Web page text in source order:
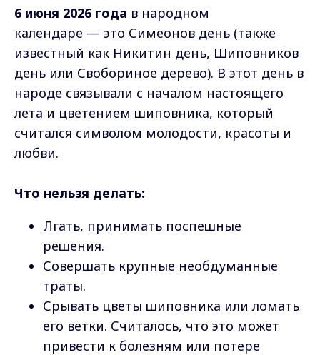
6 июня 2026 года в народном
календаре — это Симеонов день (также
известный как Никитин день, Шиповников
день или Свобориное дерево). В этот день в
народе связывали с началом настоящего
лета и цветением шиповника, который
считался символом молодости, красоты и
любви.
Что нельзя делать:
Лгать, принимать поспешные
решения.
Совершать крупные необдуманные
траты.
Срывать цветы шиповника или ломать
его ветки. Считалось, что это может
привести к болезням или потере